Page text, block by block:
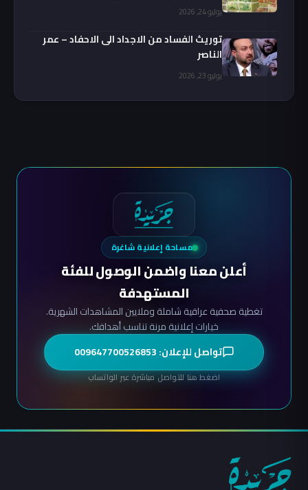
يوليو 24, 2026
توريث الفساد من الاجداد الى الاحفاد – عمر
الناصر
يوليو 23, 2026
مساحة إعلانية شاغرة
أعلن معنا واضمن الوصول للفئة
المستهدفة
تغطية صحفية عراقية شاملة وملايين المشاهدات الشهرية.
خيارات إعلانية مرنة تناسب أهدافك.
تواصل للإعلان: 009647700526853
اضغط هنا للتواصل مباشرة عبر الواتساب